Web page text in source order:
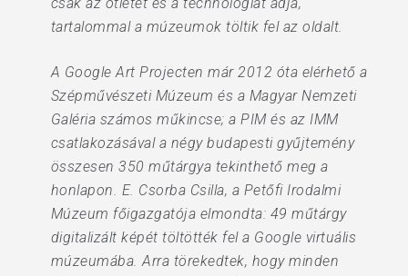
tartalommal a múzeumok töltik fel az oldalt.
A Google Art Projecten már 2012 óta elérhető a
Szépművészeti Múzeum és a Magyar Nemzeti
Galéria számos műkincse; a PIM és az IMM
csatlakozásával a négy budapesti gyűjtemény
összesen 350 műtárgya tekinthető meg a
honlapon. E. Csorba Csilla, a Petőfi Irodalmi
Múzeum főigazgatója elmondta: 49 műtárgy
digitalizált képét töltötték fel a Google virtuális
múzeumába. Arra törekedtek, hogy minden